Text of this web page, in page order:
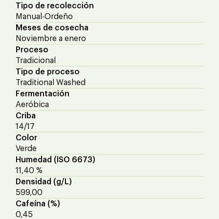
Tipo de recolección
Manual-Ordeño
Meses de cosecha
Noviembre a enero
Proceso
Tradicional
Tipo de proceso
Traditional Washed
Fermentación
Aeróbica
Criba
14/17
Color
Verde
Humedad (ISO 6673)
11,40 %
Densidad (g/L)
599,00
Cafeína (%)
0,45